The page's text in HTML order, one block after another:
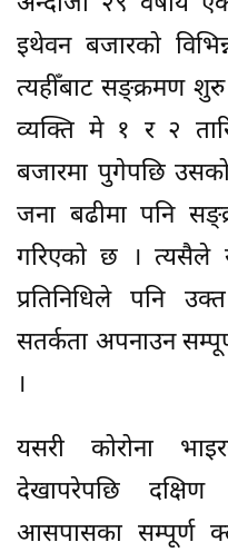
इथेवन बजारको
त्यहीँबाट सङ्क्रमण
व्यक्ति मे १ र २
बजारमा पुगेपछि
जना बढीमा पनि
गरिएको छ । त्यसैले
प्रतिनिधिले पनि
सतर्कता अपनाउन
।
यसरी कोरोना
देखापरेपछि
आसपासका सम्पूर्ण